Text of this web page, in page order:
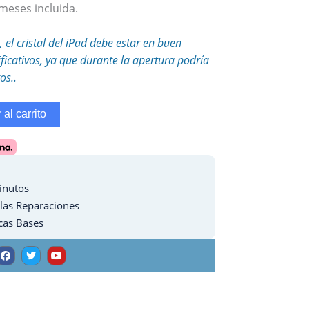
incluida.
cristal del iPad debe estar en buen
ya que durante la apertura podría
al carrito
Reparaciones
Bases
F
a
c
e
T
w
i
t
Y
o
u
t